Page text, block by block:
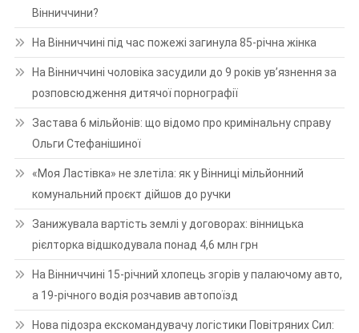
Вінниччини?
На Вінниччині під час пожежі загинула 85-річна жінка
На Вінниччині чоловіка засудили до 9 років ув’язнення за
розповсюдження дитячої порнографії
Застава 6 мільйонів: що відомо про кримінальну справу
Ольги Стефанішиної
«Моя Ластівка» не злетіла: як у Вінниці мільйонний
комунальний проєкт дійшов до ручки
Занижувала вартість землі у договорах: вінницька
рієлторка відшкодувала понад 4,6 млн грн
На Вінниччині 15-річний хлопець згорів у палаючому авто,
а 19-річного водія розчавив автопоїзд
Нова підозра екскомандувачу логістики Повітряних Сил: